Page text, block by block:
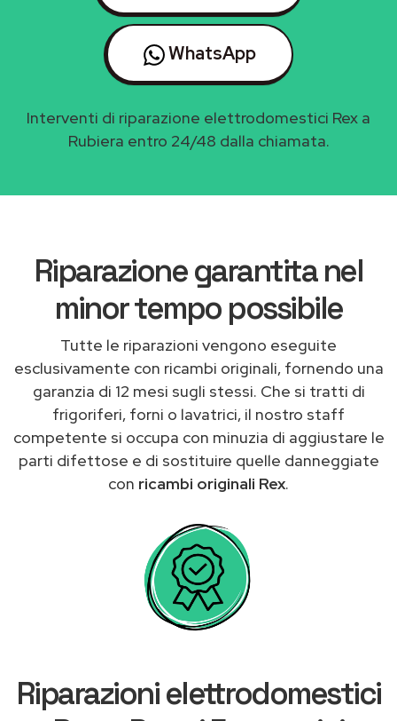
WhatsApp
Interventi di riparazione elettrodomestici Rex a
Rubiera entro 24/48 dalla chiamata.
Riparazione garantita nel
minor tempo possibile
Tutte le riparazioni vengono eseguite
esclusivamente con ricambi originali, fornendo una
garanzia di 12 mesi sugli stessi. Che si tratti di
frigoriferi, forni o lavatrici, il nostro staff
competente si occupa con minuzia di aggiustare le
parti difettose e di sostituire quelle danneggiate
con ricambi originali Rex.
Riparazioni elettrodomestici